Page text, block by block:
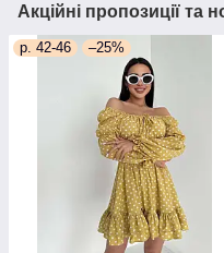
Акційні пропозиції та
р. 42-46 –25%